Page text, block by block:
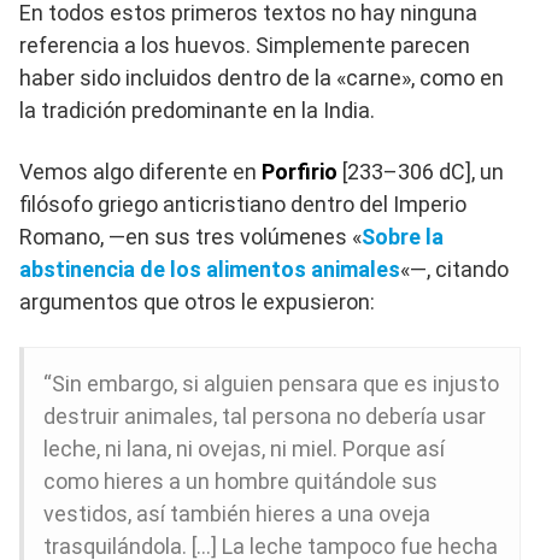
En todos estos primeros textos no hay ninguna
referencia a los huevos. Simplemente parecen
haber sido incluidos dentro de la «carne», como en
la tradición predominante en la India.
Vemos algo diferente en Porfirio [233–306 dC], un
filósofo griego anticristiano dentro del Imperio
Romano, —en sus tres volúmenes «Sobre la
abstinencia de los alimentos animales«—, citando
argumentos que otros le expusieron:
“Sin embargo, si alguien pensara que es injusto
destruir animales, tal persona no debería usar
leche, ni lana, ni ovejas, ni miel. Porque así
como hieres a un hombre quitándole sus
vestidos, así también hieres a una oveja
trasquilándola. […] La leche tampoco fue hecha